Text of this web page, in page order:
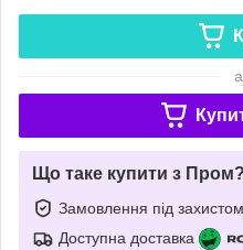
Що таке купити з Пром?
Замовлення під захистом
Доступна доставка